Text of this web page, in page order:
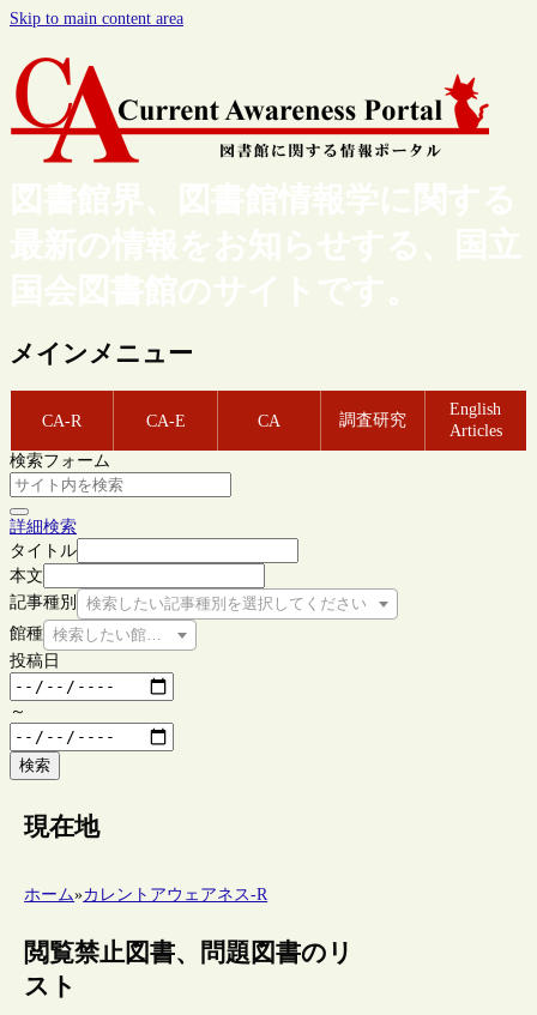
Skip to main content area
図書館界、図書館情報学に関する
最新の情報をお知らせする、国立
国会図書館のサイトです。
メインメニュー
CA-R CA-E CA 調査研究
English
Articles
検索フォーム
詳細検索
タイトル
本文
記事種別
検索したい記事種別を選択してください
館種 検索したい館種を選択してください
投稿日
～
検索
現在地
ホーム»カレントアウェアネス-R
閲覧禁止図書、問題図書のリ
スト